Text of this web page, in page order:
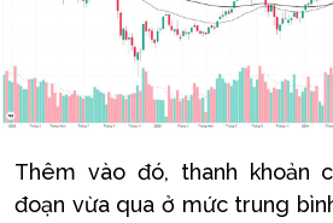
Thêm vào đó, thanh khoản
đoạn vừa qua ở mức trung